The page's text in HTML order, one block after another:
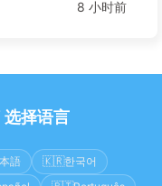
8 小时前
选择语言
語 🇰🇷한국어